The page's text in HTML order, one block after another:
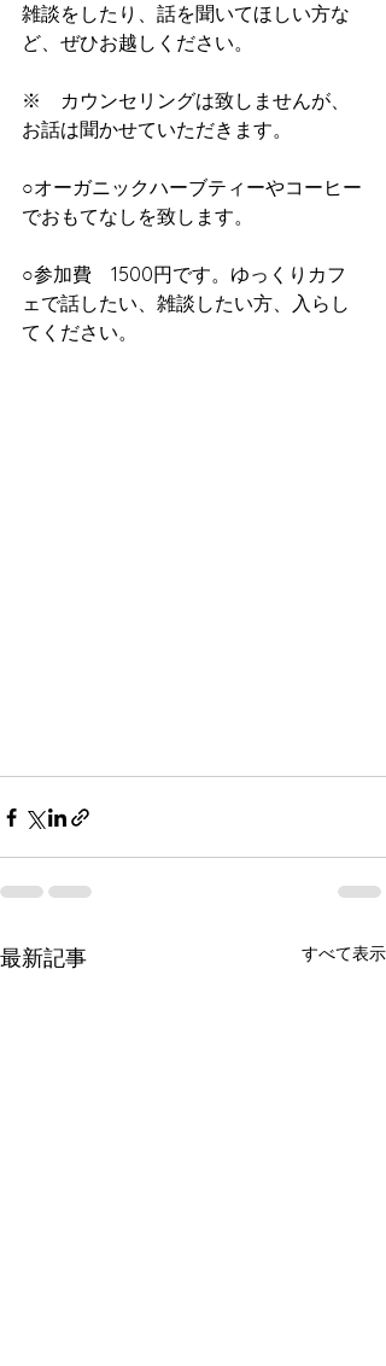
雑談をしたり、話を聞いてほしい方な
ど、ぜひお越しください。
※　カウンセリングは致しませんが、
お話は聞かせていただきます。
○オーガニックハーブティーやコーヒー
でおもてなしを致します。
○参加費　1500円です。ゆっくりカフ
ェで話したい、雑談したい方、入らし
てください。
最新記事 すべて表示